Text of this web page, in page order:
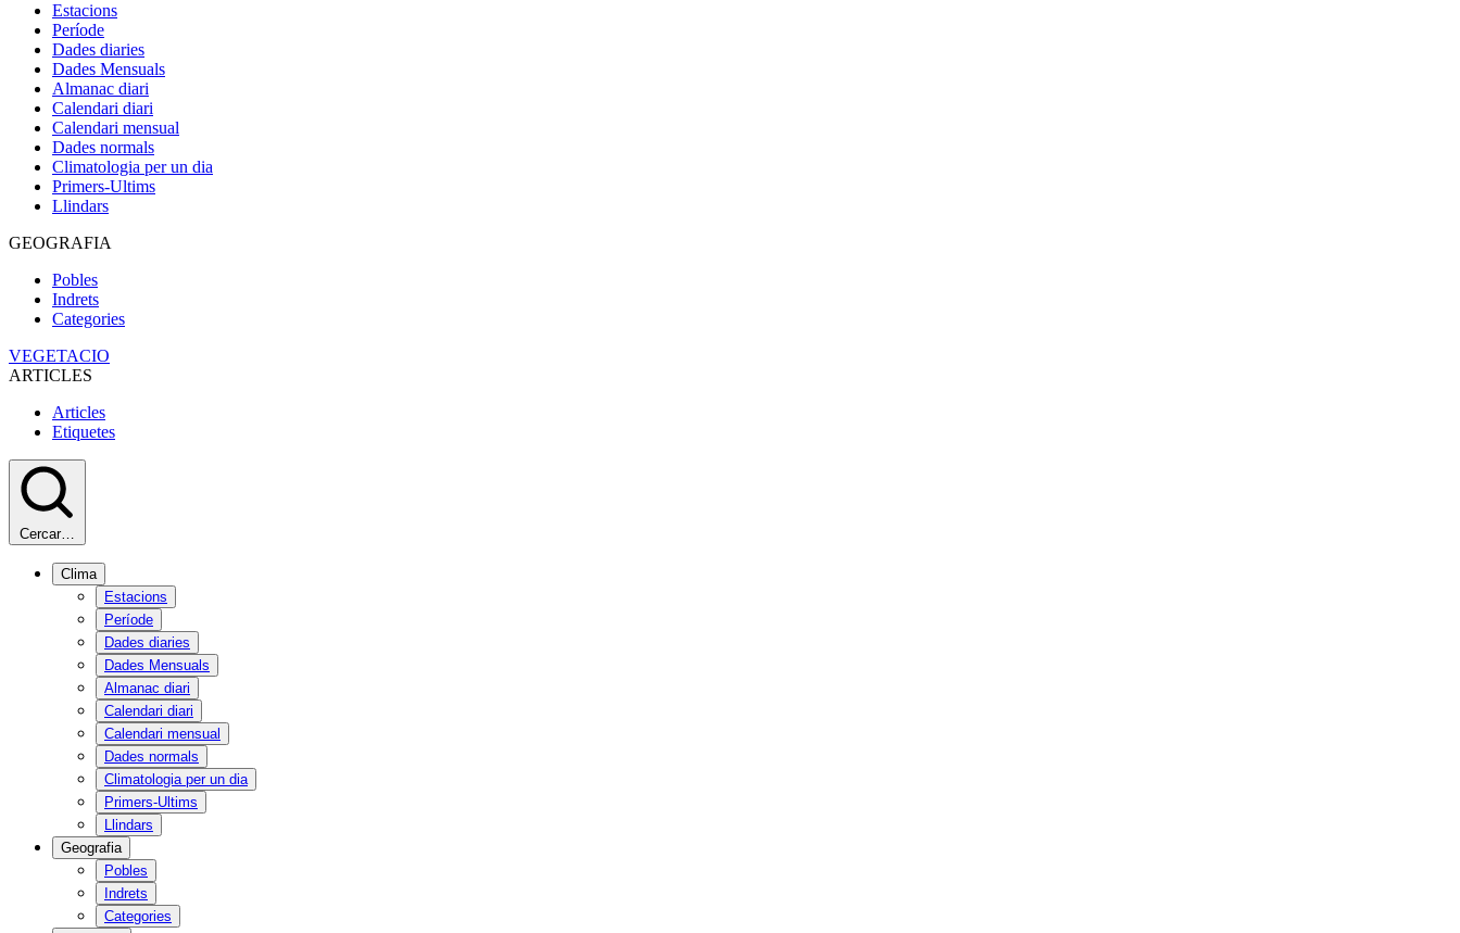
Estacions
Període
Dades diaries
Dades Mensuals
Almanac diari
Calendari diari
Calendari mensual
Dades normals
Climatologia per un dia
Primers-Ultims
Llindars
GEOGRAFIA
Pobles
Indrets
Categories
VEGETACIO
ARTICLES
Articles
Etiquetes
Cercar…
Clima
Estacions
Període
Dades diaries
Dades Mensuals
Almanac diari
Calendari diari
Calendari mensual
Dades normals
Climatologia per un dia
Primers-Ultims
Llindars
Geografia
Pobles
Indrets
Categories